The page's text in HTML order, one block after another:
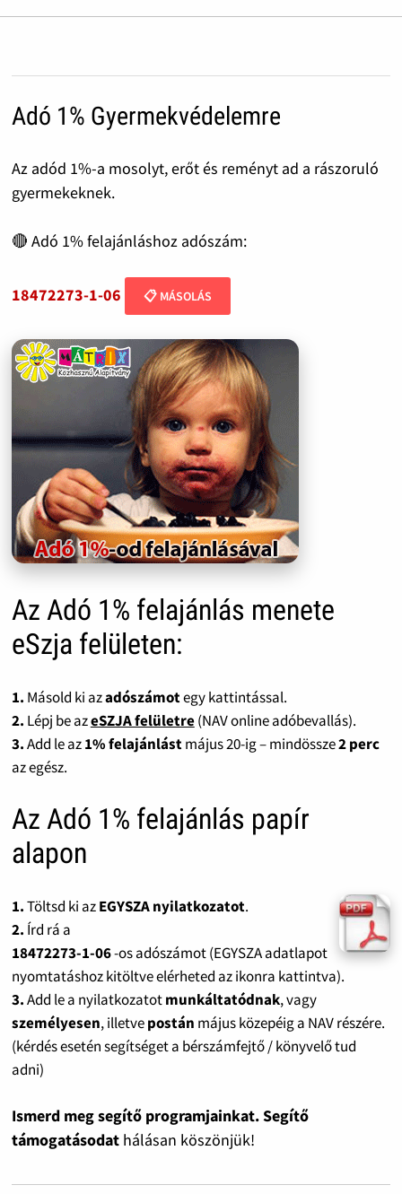
Adó 1% Gyermekvédelemre
Az adód 1%-a mosolyt, erőt és reményt ad a rászoruló
gyermekeknek.
🔴 Adó 1% felajánláshoz adószám:
18472273-1-06 📋 MÁSOLÁS
Az Adó 1% felajánlás menete
eSzja felületen:
1. Másold ki azadószámotegy kattintással.
2. Lépj be azeSZJA felületre(NAV online adóbevallás).
3.Add le az1% felajánlástmájus 20-ig – mindössze2 perc
az egész.
Az Adó 1% felajánlás papír
alapon
1.Töltsd ki azEGYSZA nyilatkozatot.
2. Írd rá a
18472273-1-06-os adószámot (EGYSZA adatlapot
nyomtatáshoz kitöltve elérheted az ikonra kattintva).
3.Add le a nyilatkozatotmunkáltatódnak, vagy
személyesen, illetvepostán május közepéig a NAV részére.
(kérdés esetén segítséget a bérszámfejtő / könyvelő tud
adni)
Ismerd meg segítő programjainkat. Segítő
támogatásodat hálásan köszönjük!